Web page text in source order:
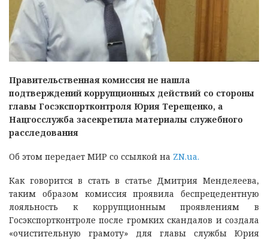
Правительственная комиссия не нашла
подтверждений коррупционных действий со стороны
главы Госэкспортконтроля Юрия Терещенко, а
Нацгосслужба засекретила материалы служебного
расследования
Об этом передает МИР со ссылкой на ZN.ua.
Как говорится в стать в статье Дмитрия Менделеева,
таким образом комиссия проявила беспрецедентную
лояльность к коррупционным проявлениям в
Госэкспортконтроле после громких скандалов и создала
«очистительную грамоту» для главы службы Юрия